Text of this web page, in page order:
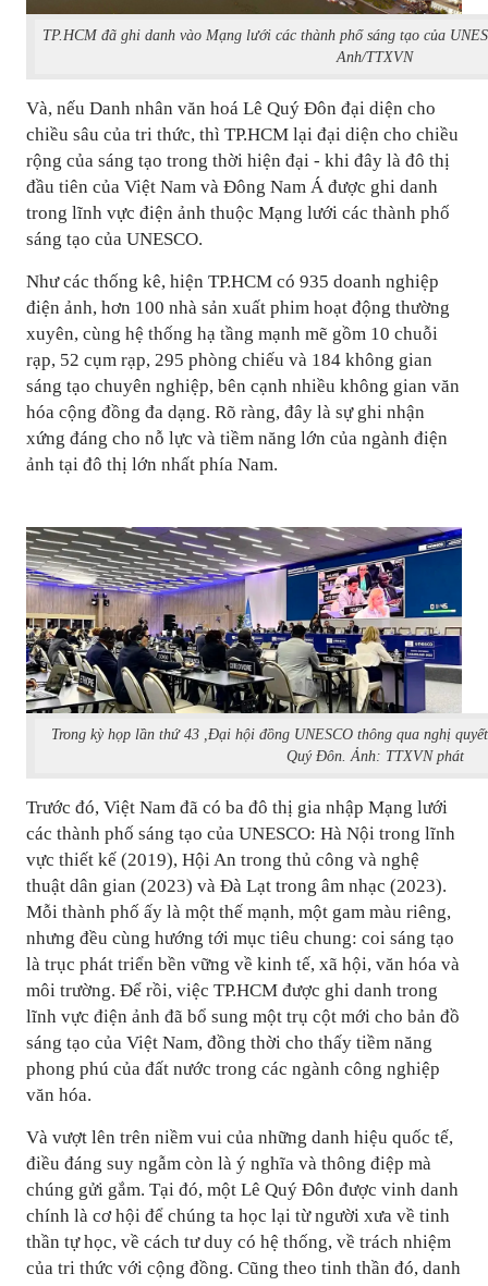
TP.HCM đã ghi danh vào Mạng lưới các thành phố sáng tạo của
Anh/TTXVN
Và, nếu Danh nhân văn hoá Lê Quý Đôn đại diện cho
chiều sâu của tri thức, thì TP.HCM lại đại diện cho chiều
rộng của sáng tạo trong thời hiện đại - khi đây là đô thị
đầu tiên của Việt Nam và Đông Nam Á được ghi danh
trong lĩnh vực điện ảnh thuộc Mạng lưới các thành phố
sáng tạo của UNESCO.
Như các thống kê, hiện TP.HCM có 935 doanh nghiệp
điện ảnh, hơn 100 nhà sản xuất phim hoạt động thường
xuyên, cùng hệ thống hạ tầng mạnh mẽ gồm 10 chuỗi
rạp, 52 cụm rạp, 295 phòng chiếu và 184 không gian
sáng tạo chuyên nghiệp, bên cạnh nhiều không gian văn
hóa cộng đồng đa dạng. Rõ ràng, đây là sự ghi nhận
xứng đáng cho nỗ lực và tiềm năng lớn của ngành điện
ảnh tại đô thị lớn nhất phía Nam.
Trong kỳ họp lần thứ 43 ,Đại hội đồng UNESCO thông qua nghị
Quý Đôn. Ảnh: TTXVN phát
Trước đó, Việt Nam đã có ba đô thị gia nhập Mạng lưới
các thành phố sáng tạo của UNESCO: Hà Nội trong lĩnh
vực thiết kế (2019), Hội An trong thủ công và nghệ
thuật dân gian (2023) và Đà Lạt trong âm nhạc (2023).
Mỗi thành phố ấy là một thế mạnh, một gam màu riêng,
nhưng đều cùng hướng tới mục tiêu chung: coi sáng tạo
là trục phát triển bền vững về kinh tế, xã hội, văn hóa và
môi trường. Để rồi, việc TP.HCM được ghi danh trong
lĩnh vực điện ảnh đã bổ sung một trụ cột mới cho bản đồ
sáng tạo của Việt Nam, đồng thời cho thấy tiềm năng
phong phú của đất nước trong các ngành công nghiệp
văn hóa.
Và vượt lên trên niềm vui của những danh hiệu quốc tế,
điều đáng suy ngẫm còn là ý nghĩa và thông điệp mà
chúng gửi gắm. Tại đó, một Lê Quý Đôn được vinh danh
chính là cơ hội để chúng ta học lại từ người xưa về tinh
thần tự học, về cách tư duy có hệ thống, về trách nhiệm
của tri thức với cộng đồng. Cũng theo tinh thần đó, danh